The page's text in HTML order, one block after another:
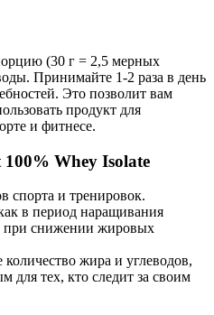
(30 г = 2,5 мерных
Принимайте 1-2 раза в день
Это позволит вам
продукт для
и фитнесе.
Whey Isolate
спорта и тренировок.
в период наращивания
снижении жировых
жира и углеводов,
для тех, кто следит за своим